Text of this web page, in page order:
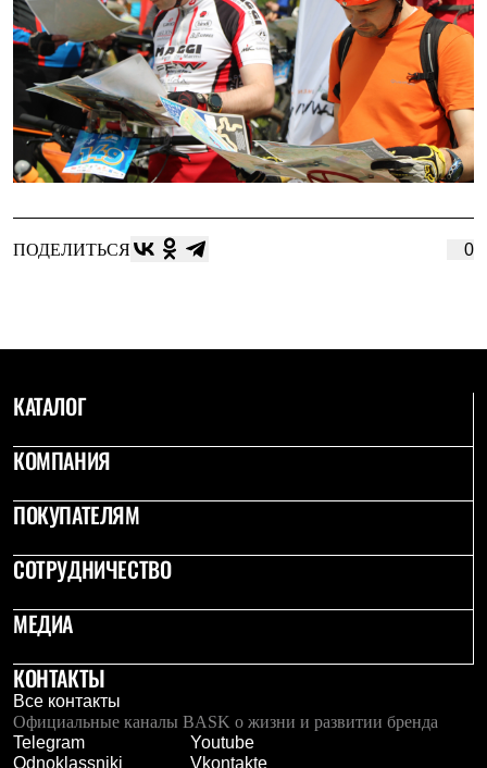
ПОДЕЛИТЬСЯ 0
КАТАЛОГ
КОМПАНИЯ
ПОКУПАТЕЛЯМ
СОТРУДНИЧЕСТВО
МЕДИА
КОНТАКТЫ
Все контакты
Официальные каналы BASK о жизни и развитии бренда
Telegram
Youtube
Odnoklassniki
Vkontakte